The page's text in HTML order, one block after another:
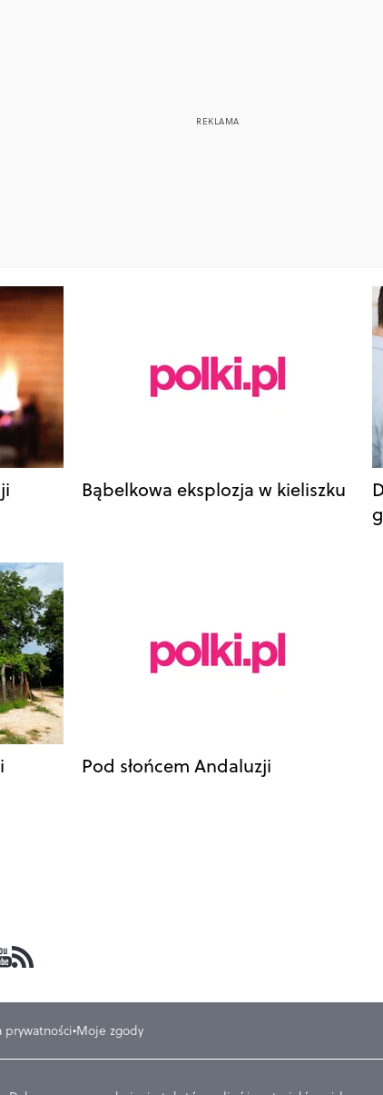
Bąbelkowa eksplozja w kieliszku
Pod słońcem Andaluzji
prywatności Moje zgody